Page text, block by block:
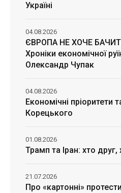
Україні
ЄВРОПА НЕ ХОЧЕ
Хроніки економічної
Олександр Чупак
04.08.2026
Економічні пріоритети
Корецького
04.08.2026
Трамп та Іран: хто друг,
01.08.2026
Про «картонні»
21.07.2026